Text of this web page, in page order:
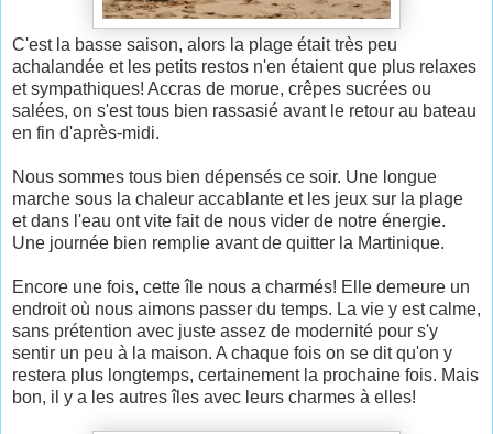
C'est la basse saison, alors la plage était très peu
achalandée et les petits restos n'en étaient que plus relaxes
et sympathiques! Accras de morue, crêpes sucrées ou
salées, on s'est tous bien rassasié avant le retour au bateau
en fin d'après-midi.
Nous sommes tous bien dépensés ce soir. Une longue
marche sous la chaleur accablante et les jeux sur la plage
et dans l'eau ont vite fait de nous vider de notre énergie.
Une journée bien remplie avant de quitter la Martinique.
Encore une fois, cette île nous a charmés! Elle demeure un
endroit où nous aimons passer du temps. La vie y est calme,
sans prétention avec juste assez de modernité pour s'y
sentir un peu à la maison. A chaque fois on se dit qu'on y
restera plus longtemps, certainement la prochaine fois. Mais
bon, il y a les autres îles avec leurs charmes à elles!